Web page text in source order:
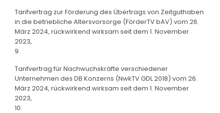
Tarifvertrag zur Förderung des Übertrags von Zeitguthaben
in die betriebliche Altersvorsorge (FörderTV bAV) vom 26.
März 2024, rückwirkend wirksam seit dem 1. November
2023,
9.
Tarifvertrag für Nachwuchskräfte verschiedener
Unternehmen des DB Konzerns (NwkTV GDL 2018) vom 26.
März 2024, rückwirkend wirksam seit dem 1. November
2023,
10.